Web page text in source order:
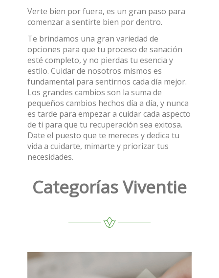
Verte bien por fuera, es un gran paso para
comenzar a sentirte bien por dentro.
Te brindamos una gran variedad de
opciones para que tu proceso de sanación
esté completo, y no pierdas tu esencia y
estilo. Cuidar de nosotros mismos es
fundamental para sentirnos cada día mejor.
Los grandes cambios son la suma de
pequeños cambios hechos día a día, y nunca
es tarde para empezar a cuidar cada aspecto
de ti para que tu recuperación sea exitosa.
Date el puesto que te mereces y dedica tu
vida a cuidarte, mimarte y priorizar tus
necesidades.
Categorías Viventie